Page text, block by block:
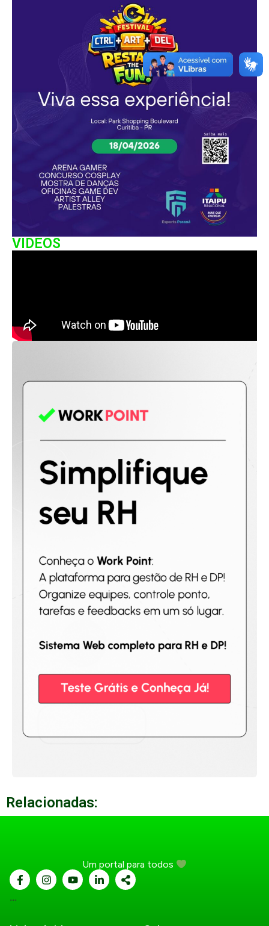
VIDEOS
Relacionadas:
Um portal para todos
...